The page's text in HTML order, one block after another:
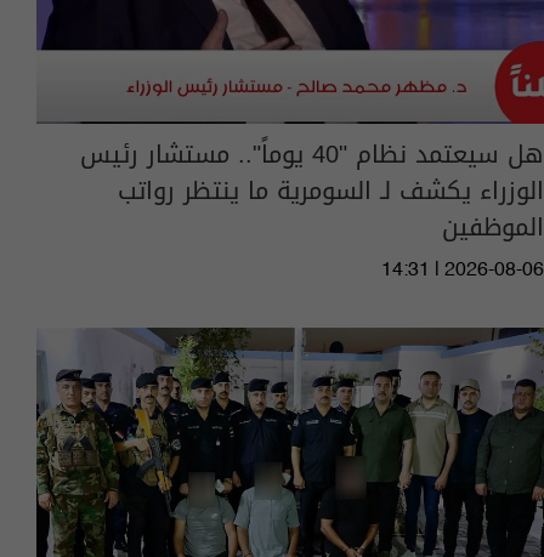
هل سيعتمد نظام "40 يوماً".. مستشار رئيس
الوزراء يكشف لـ السومرية ما ينتظر رواتب
الموظفين
14:31 | 2026-08-06